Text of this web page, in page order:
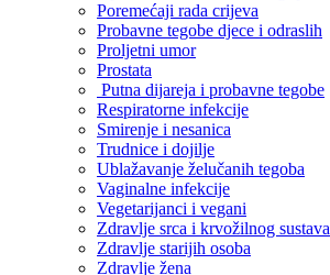
Poremećaji rada crijeva
Probavne tegobe djece i odraslih
Proljetni umor
Prostata
Putna dijareja i probavne tegobe
Respiratorne infekcije
Smirenje i nesanica
Trudnice i dojilje
Ublažavanje želučanih tegoba
Vaginalne infekcije
Vegetarijanci i vegani
Zdravlje srca i krvožilnog sustava
Zdravlje starijih osoba
Zdravlje žena